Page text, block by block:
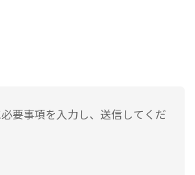
要事項を入力し、送信してくだ